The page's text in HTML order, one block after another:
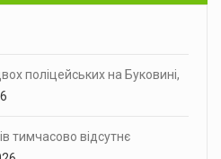
поліцейських на Буковині,
тимчасово відсутнє